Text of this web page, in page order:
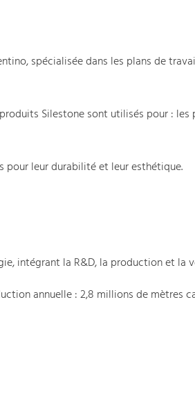
spécialisée dans les plans de
Silestone sont utilisés pour :
pour leur durabilité et leur esthétique.
intégrant la R&D, la production et la
annuelle : 2,8 millions de mètres